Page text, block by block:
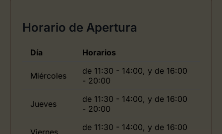
Horario de Apertura
Día Horarios
Miércoles
de 11:30 - 14:00, y de 16:00
- 20:00
Jueves
de 11:30 - 14:00, y de 16:00
- 20:00
Viernes
de 11:30 - 14:00, y de 16:00